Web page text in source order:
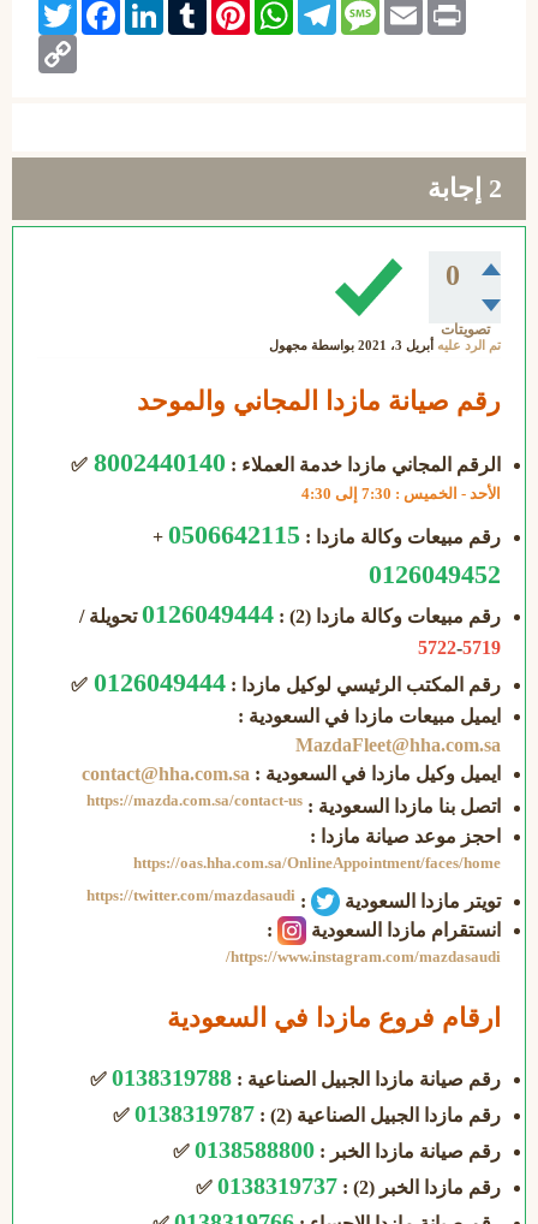
Twitter
FacebookLinkedInTumblrPinterest
WhatsAppTelegramMessageEmail Print
Copy
Link
2 إجابة
0
تصويتات
تم الرد عليه أبريل 3، 2021 بواسطة مجهول
رقم صيانة مازدا المجاني والموحد
الرقم المجاني مازدا خدمة العملاء : 8002440140
✅
الأحد - الخميس : 7:30 إلى 4:30
رقم مبيعات وكالة مازدا : 0506642115
+
0126049452
رقم مبيعات وكالة مازدا (2) : 0126049444تحويلة /
5719
-
5722
رقم المكتب الرئيسي لوكيل مازدا : 0126049444
✅
ايميل مبيعات مازدا في السعودية :
MazdaFleet@hha.com.sa
ايميل وكيل مازدا في السعودية : contact@hha.com.sa
اتصل بنا مازدا السعودية : https://mazda.com.sa/contact-us
احجز موعد صيانة مازدا :
https://oas.hha.com.sa/OnlineAppointment/faces/home
تويتر مازدا السعودية :
https://twitter.com/mazdasaudi
انستقرام مازدا السعودية :
https://www.instagram.com/mazdasaudi/
ارقام فروع مازدا في السعودية
رقم صيانة مازدا الجبيل الصناعية : 0138319788
✅
رقم مازدا الجبيل الصناعية (2) :
0138319787
✅
رقم صيانة مازدا الخبر : 0138588800
✅
رقم مازدا الخبر (2) :
0138319737
✅